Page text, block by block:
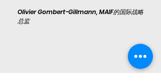
Olivier Gombert-Gillmann, MAIF的国际战略
总监